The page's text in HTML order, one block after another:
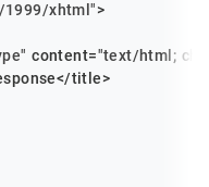
1999/xhtml">
content="text/html;
title>